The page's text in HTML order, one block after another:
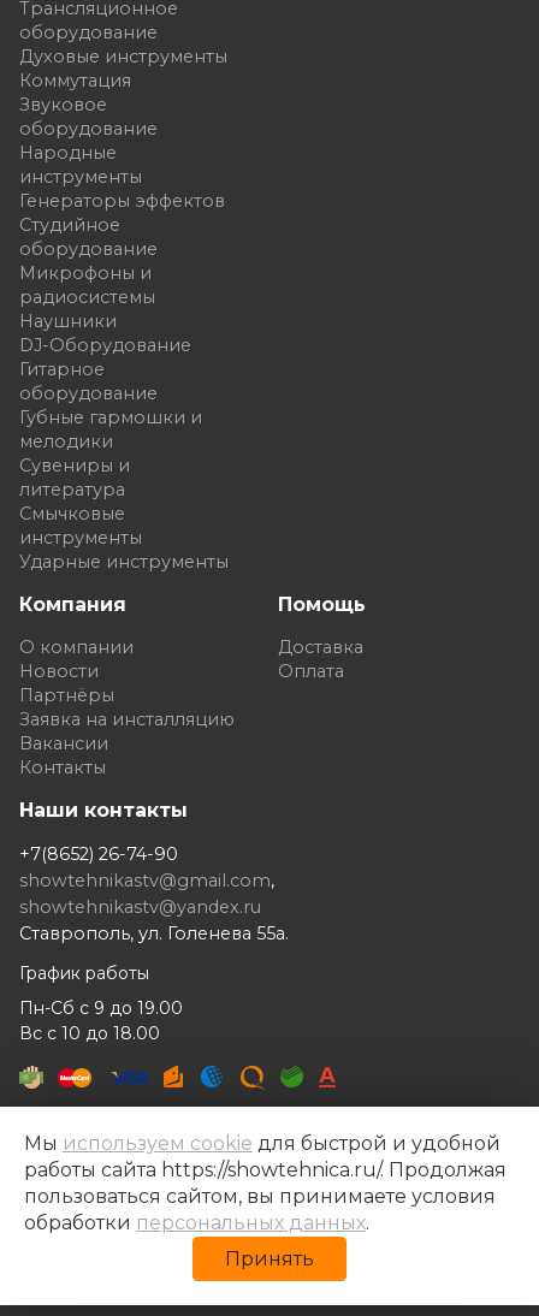
Трансляционное
оборудование
Духовые инструменты
Коммутация
Звуковое
оборудование
Народные
инструменты
Генераторы эффектов
Студийное
оборудование
Микрофоны и
радиосистемы
Наушники
DJ-Оборудование
Гитарное
оборудование
Губные гармошки и
мелодики
Сувениры и
литература
Смычковые
инструменты
Ударные инструменты
Компания
О компании
Новости
Партнёры
Заявка на инсталляцию
Вакансии
Контакты
Помощь
Доставка
Оплата
Наши контакты
+7(8652) 26-74-90
showtehnikastv@gmail.com,
showtehnikastv@yandex.ru
Ставрополь, ул. Голенева 55а.
График работы
Пн-Сб с 9 до 19.00
Вс с 10 до 18.00
Шоутехника © 2014- 2026
Разработка сайта —Рекламный контент
Политика конфиденциальности
Политика обработки персональных данных
Мы используем cookie для быстрой и удобной
работы сайта https://showtehnica.ru/. Продолжая
пользоваться сайтом, вы принимаете условия
обработки персональных данных.
Принять